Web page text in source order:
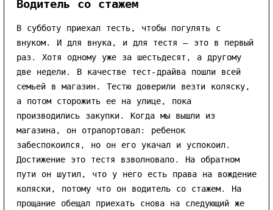
В субботу приехал тесть, чтобы погулять с
внуком. И для внука, и для тестя — это в первый
раз. Хотя одному уже за шестьдесят, а другому
две недели. В качестве тест-драйва пошли всей
семьей в магазин. Тестю доверили везти коляску,
а потом сторожить ее на улице, пока
производились закупки. Когда мы вышли из
магазина, он отрапортовал: ребенок
забеспокоился, но он его укачал и успокоил.
Достижение это тестя взволновало. На обратном
пути он шутил, что у него есть права на вождение
коляски, потому что он водитель со стажем. На
прощание обещал приехать снова на следующий же